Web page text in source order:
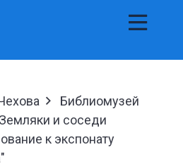
Библиомузей
и соседи
к экспонату